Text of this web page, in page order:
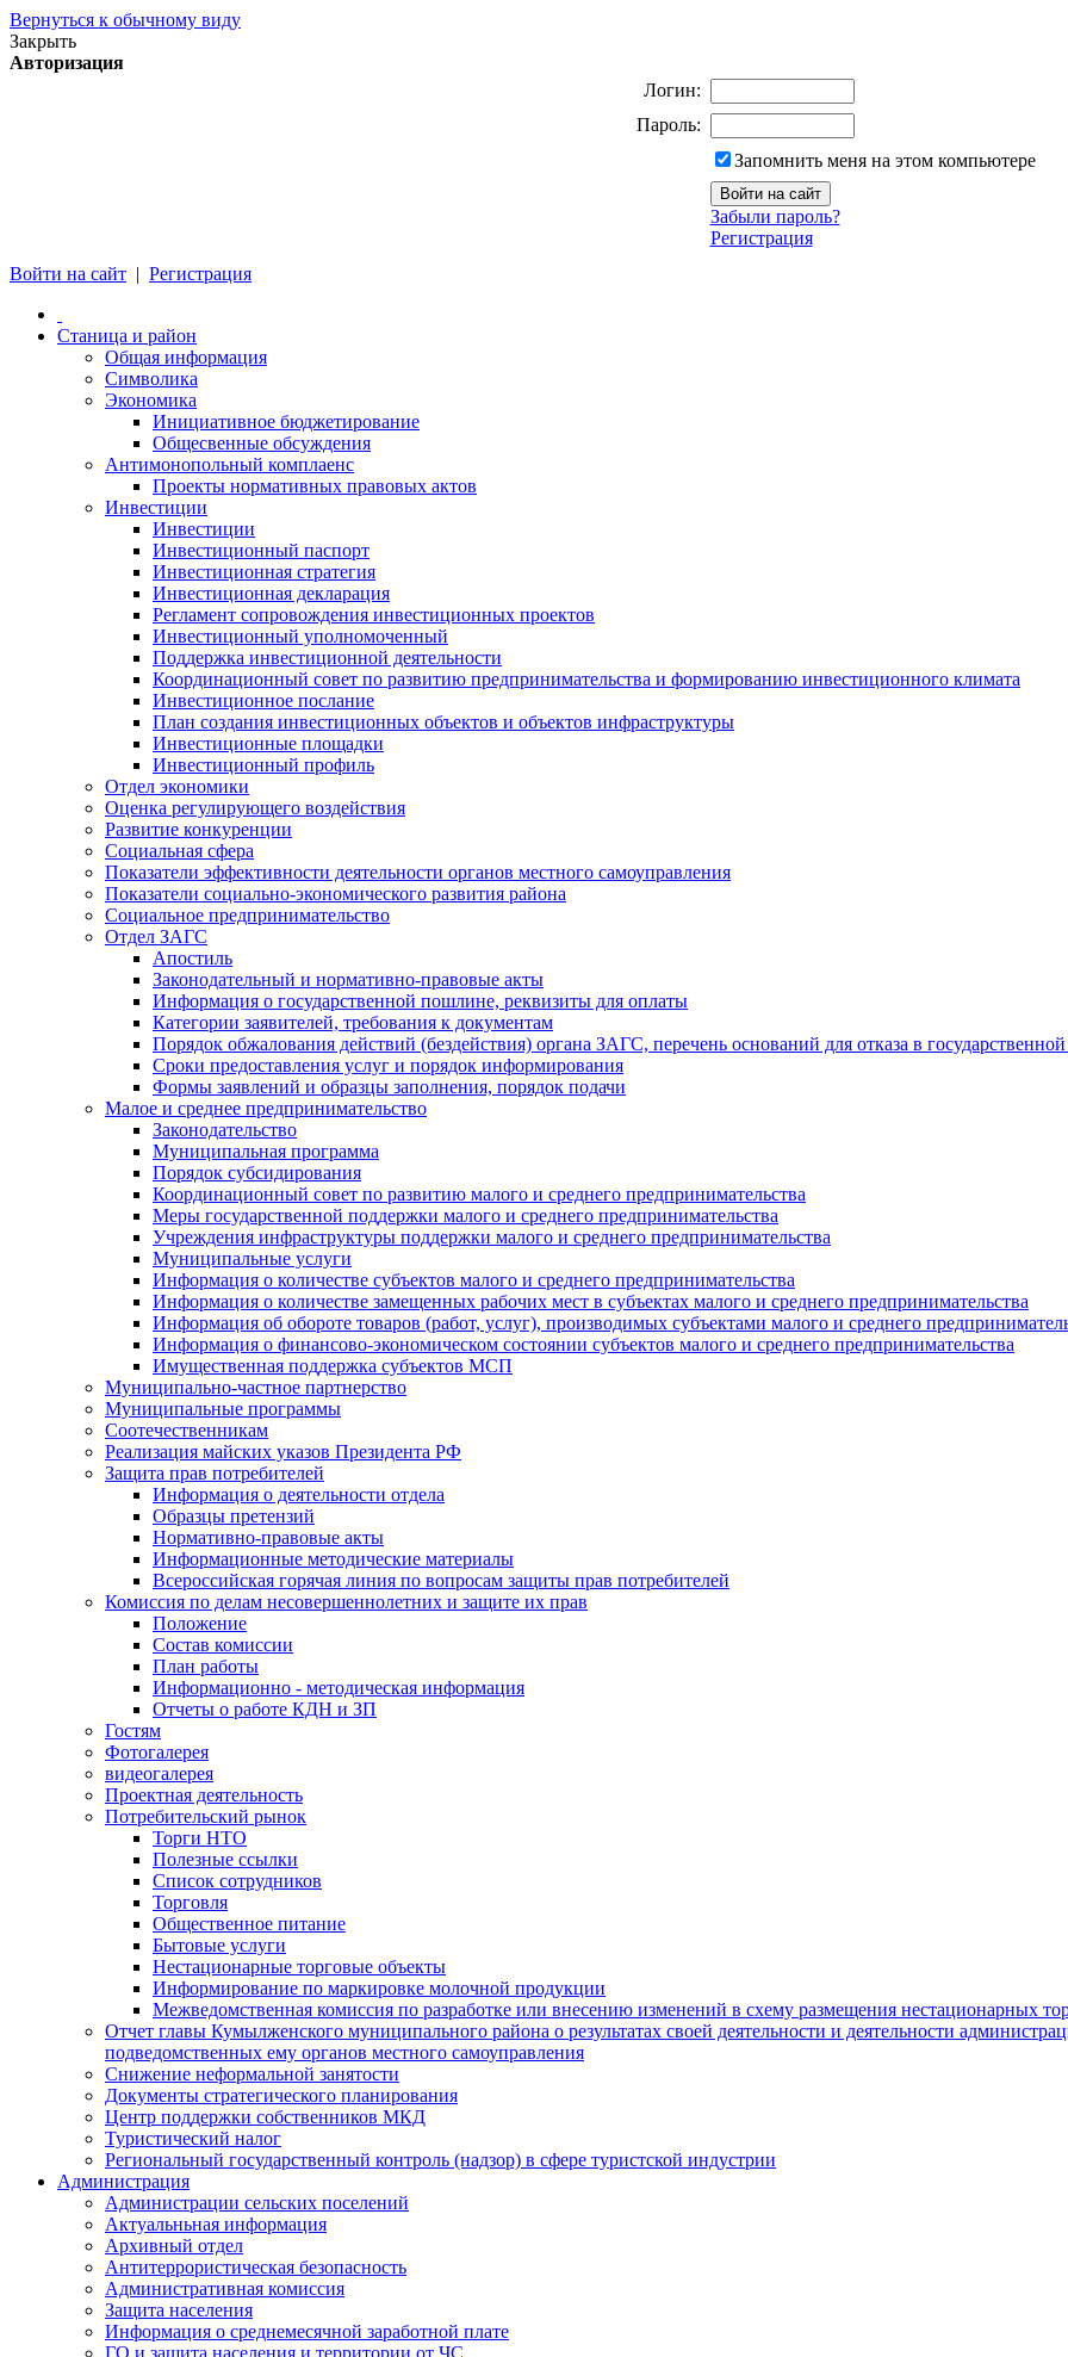
Вернуться к обычному виду
Закрыть
Авторизация
Логин:
Пароль:
Запомнить меня на этом компьютере
Забыли пароль?
Регистрация
Войти на сайт | Регистрация
Станица и район
Общая информация
Символика
Экономика
Инициативное бюджетирование
Общесвенные обсуждения
Антимонопольный комплаенс
Проекты нормативных правовых актов
Инвестиции
Инвестиции
Инвестиционный паспорт
Инвестиционная стратегия
Инвестиционная декларация
Регламент сопровождения инвестиционных проектов
Инвестиционный уполномоченный
Поддержка инвестиционной деятельности
Координационный совет по развитию предпринимательства и формированию инвестиционного климата
Инвестиционное послание
План создания инвестиционных объектов и объектов инфраструктуры
Инвестиционные площадки
Инвестиционный профиль
Отдел экономики
Оценка регулирующего воздействия
Развитие конкуренции
Социальная сфера
Показатели эффективности деятельности органов местного самоуправления
Показатели социально-экономического развития района
Социальное предпринимательство
Отдел ЗАГС
Апостиль
Законодательный и нормативно-правовые акты
Информация о государственной пошлине, реквизиты для оплаты
Категории заявителей, требования к документам
Порядок обжалования действий (бездействия) органа ЗАГС, перечень оснований для отказа в
Сроки предоставления услуг и порядок информирования
Формы заявлений и образцы заполнения, порядок подачи
Малое и среднее предпринимательство
Законодательство
Муниципальная программа
Порядок субсидирования
Координационный совет по развитию малого и среднего предпринимательства
Меры государственной поддержки малого и среднего предпринимательства
Учреждения инфраструктуры поддержки малого и среднего предпринимательства
Муниципальные услуги
Информация о количестве субъектов малого и среднего предпринимательства
Информация о количестве замещенных рабочих мест в субъектах малого и среднего предпринимательства
Информация об обороте товаров (работ, услуг), производимых субъектами малого и среднего
Информация о финансово-экономическом состоянии субъектов малого и среднего предпринимательства
Имущественная поддержка субъектов МСП
Муниципально-частное партнерство
Муниципальные программы
Соотечественникам
Реализация майских указов Президента РФ
Защита прав потребителей
Информация о деятельности отдела
Образцы претензий
Нормативно-правовые акты
Информационные методические материалы
Всероссийская горячая линия по вопросам защиты прав потребителей
Комиссия по делам несовершеннолетних и защите их прав
Положение
Состав комиссии
План работы
Информационно - методическая информация
Отчеты о работе КДН и ЗП
Гостям
Фотогалерея
видеогалерея
Проектная деятельность
Потребительский рынок
Торги НТО
Полезные ссылки
Список сотрудников
Торговля
Общественное питание
Бытовые услуги
Нестационарные торговые объекты
Информирование по маркировке молочной продукции
Межведомственная комиссия по разработке или внесению изменений в схему размещения нестационарных
Отчет главы Кумылженского муниципального района о результатах своей деятельности и деятельности
подведомственных ему органов местного самоуправления
Снижение неформальной занятости
Документы стратегического планирования
Центр поддержки собственников МКД
Туристический налог
Региональный государственный контроль (надзор) в сфере туристской индустрии
Администрация
Администрации сельских поселений
Актуальньная информация
Архивный отдел
Антитеррористическая безопасность
Административная комиссия
Защита населения
Информация о среднемесячной заработной плате
ГО и защита населения и территории от ЧС